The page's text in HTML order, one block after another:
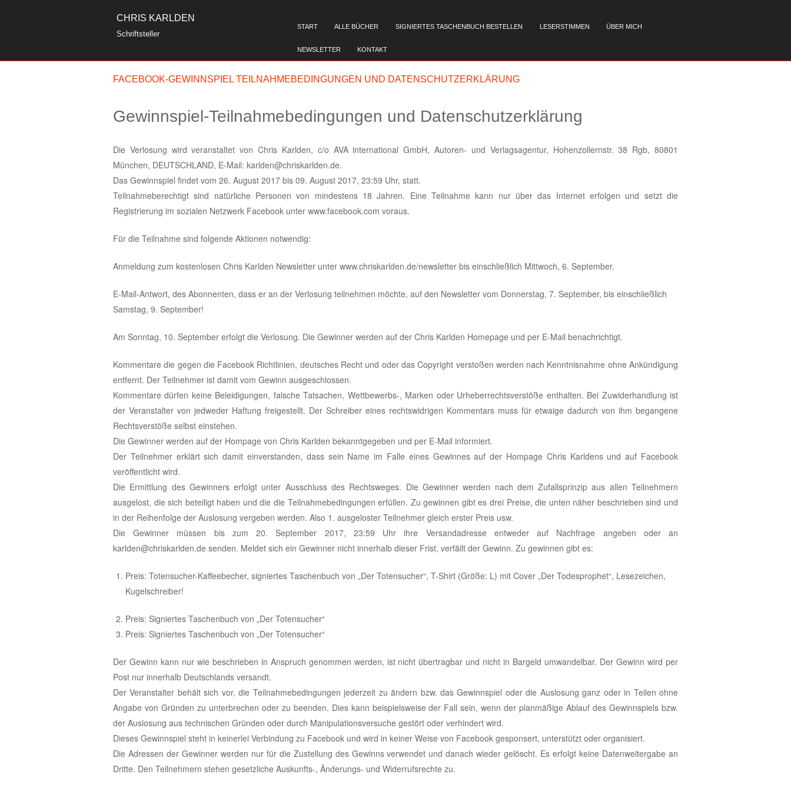
CHRIS KARLDEN
Schriftsteller
START ALLE BÜCHER SIGNIERTES TASCHENBUCH BESTELLEN LESERSTIMMEN ÜBER MICH
NEWSLETTER KONTAKT
FACEBOOK-GEWINNSPIEL TEILNAHMEBEDINGUNGEN UND DATENSCHUTZERKLÄRUNG
Gewinnspiel-Teilnahmebedingungen und Datenschutzerklärung
Die Verlosung wird veranstaltet von Chris Karlden, c/o AVA international GmbH, Autoren- und Verlagsagentur, Hohenzollernstr. 38 Rgb, 80801
München, DEUTSCHLAND, E-Mail: karlden@chriskarlden.de.
Das Gewinnspiel findet vom 26. August 2017 bis 09. August 2017, 23:59 Uhr, statt.
Teilnahmeberechtigt sind natürliche Personen von mindestens 18 Jahren. Eine Teilnahme kann nur über das Internet erfolgen und setzt die
Registrierung im sozialen Netzwerk Facebook unter www.facebook.com voraus.
Für die Teilnahme sind folgende Aktionen notwendig:
Anmeldung zum kostenlosen Chris Karlden Newsletter unter www.chriskarlden.de/newsletter bis einschließlich Mittwoch, 6. September.
E-Mail-Antwort, des Abonnenten, dass er an der Verlosung teilnehmen möchte, auf den Newsletter vom Donnerstag, 7. September, bis einschließlich
Samstag, 9. September!
Am Sonntag, 10. September erfolgt die Verlosung. Die Gewinner werden auf der Chris Karlden Homepage und per E-Mail benachrichtigt.
Kommentare die gegen die Facebook Richtlinien, deutsches Recht und oder das Copyright verstoßen werden nach Kenntnisnahme ohne Ankündigung
entfernt. Der Teilnehmer ist damit vom Gewinn ausgeschlossen.
Kommentare dürfen keine Beleidigungen, falsche Tatsachen, Wettbewerbs-, Marken oder Urheberrechtsverstöße enthalten. Bei Zuwiderhandlung ist
der Veranstalter von jedweder Haftung freigestellt. Der Schreiber eines rechtswidrigen Kommentars muss für etwaige dadurch von ihm begangene
Rechtsverstöße selbst einstehen.
Die Gewinner werden auf der Hompage von Chris Karlden bekanntgegeben und per E-Mail informiert.
Der Teilnehmer erklärt sich damit einverstanden, dass sein Name im Falle eines Gewinnes auf der Hompage Chris Karldens und auf Facebook
veröffentlicht wird.
Die Ermittlung des Gewinners erfolgt unter Ausschluss des Rechtsweges. Die Gewinner werden nach dem Zufallsprinzip aus allen Teilnehmern
ausgelost, die sich beteiligt haben und die die Teilnahmebedingungen erfüllen. Zu gewinnen gibt es drei Preise, die unten näher beschrieben sind und
in der Reihenfolge der Auslosung vergeben werden. Also 1. ausgeloster Teilnehmer gleich erster Preis usw.
Die Gewinner müssen bis zum 20. September 2017, 23:59 Uhr ihre Versandadresse entweder auf Nachfrage angeben oder an
karlden@chriskarlden.de senden. Meldet sich ein Gewinner nicht innerhalb dieser Frist, verfällt der Gewinn. Zu gewinnen gibt es:
Preis: Totensucher-Kaffeebecher, signiertes Taschenbuch von „Der Totensucher“, T-Shirt (Größe: L) mit Cover „Der Todesprophet“, Lesezeichen,
Kugelschreiber!
Preis: Signiertes Taschenbuch von „Der Totensucher“
Preis: Signiertes Taschenbuch von „Der Totensucher“
Der Gewinn kann nur wie beschrieben in Anspruch genommen werden, ist nicht übertragbar und nicht in Bargeld umwandelbar. Der Gewinn wird per
Post nur innerhalb Deutschlands versandt.
Der Veranstalter behält sich vor, die Teilnahmebedingungen jederzeit zu ändern bzw. das Gewinnspiel oder die Auslosung ganz oder in Teilen ohne
Angabe von Gründen zu unterbrechen oder zu beenden. Dies kann beispielsweise der Fall sein, wenn der planmäßige Ablauf des Gewinnspiels bzw.
der Auslosung aus technischen Gründen oder durch Manipulationsversuche gestört oder verhindert wird.
Dieses Gewinnspiel steht in keinerlei Verbindung zu Facebook und wird in keiner Weise von Facebook gesponsert, unterstützt oder organisiert.
Die Adressen der Gewinner werden nur für die Zustellung des Gewinns verwendet und danach wieder gelöscht. Es erfolgt keine Datenweitergabe an
Dritte. Den Teilnehmern stehen gesetzliche Auskunfts-, Änderungs- und Widerrufsrechte zu.